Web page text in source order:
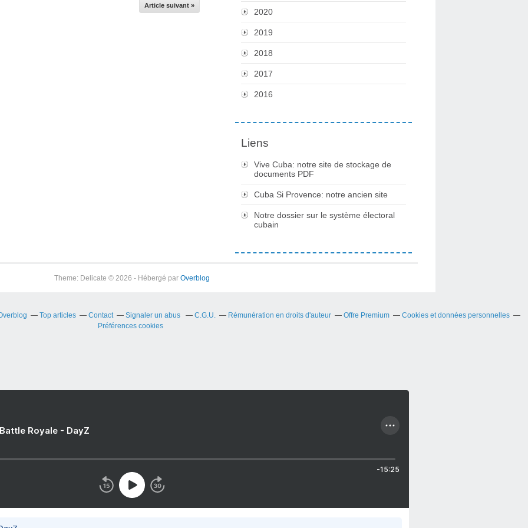
Article suivant »
2020
2019
2018
2017
2016
Liens
Vive Cuba: notre site de stockage de
documents PDF
Cuba Si Provence: notre ancien site
Notre dossier sur le système électoral
cubain
Theme: Delicate © 2026 - Hébergé par Overblog
Top articles Contact Signaler un abus C.G.U. Rémunération en droits d'auteur Offre Premium
Cookies et données personnelles
Préférences cookies
Royale - DayZ
-15:25